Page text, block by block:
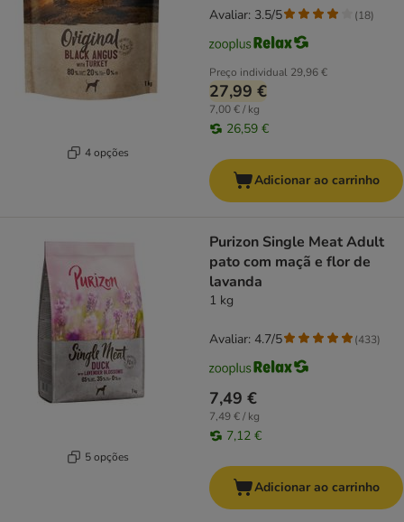
4 opções
Preço individual 29,96 €
27,99 €
7,00 € / kg
26,59 €
Avaliar: 3.5/5 (18)
Adicionar ao carrinho
5 opções
Purizon Single Meat Adult
pato com maçã e flor de
lavanda
1 kg
7,49 €
7,49 € / kg
7,12 €
Avaliar: 4.7/5 (433)
Adicionar ao carrinho